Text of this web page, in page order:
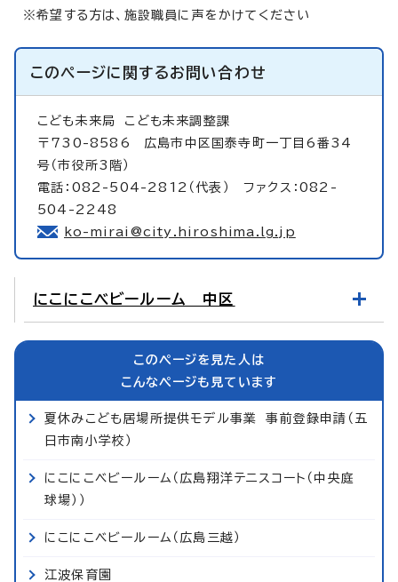
※希望する方は、施設職員に声をかけてください
このページに関するお問い合わせ
こども未来局 こども未来調整課
〒730-8586 広島市中区国泰寺町一丁目6番34
号（市役所3階）
電話：082-504-2812（代表） ファクス：082-
504-2248
ko-mirai@city.hiroshima.lg.jp
にこにこベビールーム 中区
このページを見た人は
こんなページも見ています
夏休みこども居場所提供モデル事業 事前登録申請（五
日市南小学校）
にこにこベビールーム（広島翔洋テニスコート（中央庭
球場））
にこにこベビールーム（広島三越）
江波保育園